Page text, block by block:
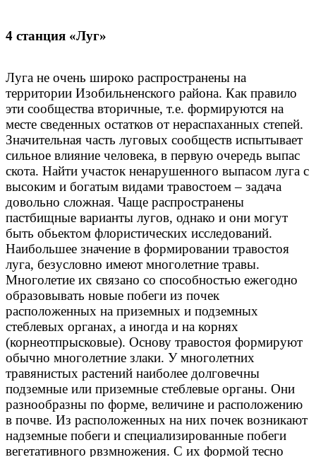
4 станция «Луг»
Луга не очень широко распространены на
территории Изобильненского района. Как правило
эти сообщества вторичные, т.е. формируются на
месте сведенных остатков от нераспаханных степей.
Значительная часть луговых сообществ испытывает
сильное влияние человека, в первую очередь выпас
скота. Найти участок ненарушенного выпасом луга с
высоким и богатым видами травостоем – задача
довольно сложная. Чаще распространены
пастбищные варианты лугов, однако и они могут
быть обьектом флористических исследований.
Наибольшее значение в формировании травостоя
луга, безусловно имеют многолетние травы.
Многолетие их связано со способностью ежегодно
образовывать новые побеги из почек
расположенных на приземных и подземных
стеблевых органах, а иногда и на корнях
(корнеотпрысковые). Основу травостоя формируют
обычно многолетние злаки. У многолетних
травянистых растений наиболее долговечны
подземные или приземные стеблевые органы. Они
разнообразны по форме, величине и расположению
в почве. Из расположенных на них почек возникают
надземные побеги и специализированные побеги
вегетативного рвзмножения. С их формой тесно